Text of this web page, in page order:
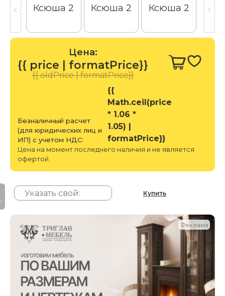
Цена:
{{ price | formatPrice}}
{{ oldPrice | formatPrice}}
Безналичный расчет
(для юридических лиц и
ИП) с учетом НДС:
{{
Math.ceil(price
* 1.06 *
1.05) |
formatPrice}}
Цена на момент последнего наличия и не является
офертой.
Купить
Реклама